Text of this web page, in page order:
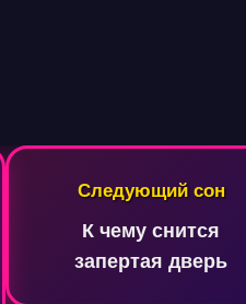
Следующий сон
К чему снится
запертая дверь